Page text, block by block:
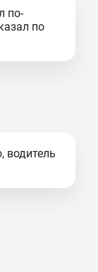
по-
по
водитель